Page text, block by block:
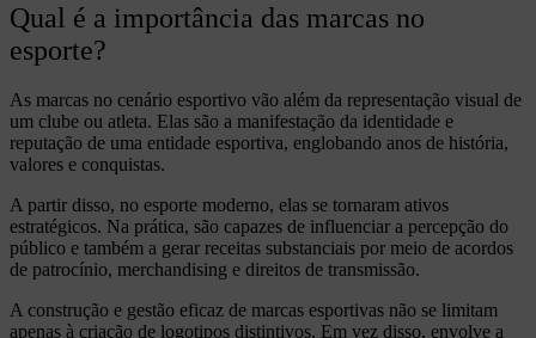
Qual é a importância das marcas no
esporte?
As marcas no cenário esportivo vão além da representação visual de
um clube ou atleta. Elas são a manifestação da identidade e
reputação de uma entidade esportiva, englobando anos de história,
valores e conquistas.
A partir disso, no esporte moderno, elas se tornaram ativos
estratégicos. Na prática, são capazes de influenciar a percepção do
público e também a gerar receitas substanciais por meio de acordos
de patrocínio, merchandising e direitos de transmissão.
A construção e gestão eficaz de marcas esportivas não se limitam
apenas à criação de logotipos distintivos. Em vez disso, envolve a